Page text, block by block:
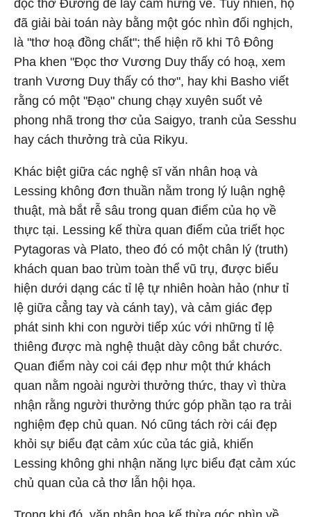
đọc thơ Đường để lấy cảm hứng vẽ. Tuy nhiên, họ
đã giải bài toán này bằng một góc nhìn đối nghịch,
là "thơ hoạ đồng chất"; thể hiện rõ khi Tô Đông
Pha khen "Đọc thơ Vương Duy thấy có hoạ, xem
tranh Vương Duy thấy có thơ", hay khi Basho viết
rằng có một "Đạo" chung chạy xuyên suốt vẻ
phong nhã trong thơ của Saigyo, tranh của Sesshu
hay cách thưởng trà của Rikyu.
Khác biệt giữa các nghệ sĩ văn nhân hoạ và
Lessing không đơn thuần nằm trong lý luận nghệ
thuật, mà bắt rễ sâu trong quan điểm của họ về
thực tại. Lessing kế thừa quan điểm của triết học
Pytagoras và Plato, theo đó có một chân lý (truth)
khách quan bao trùm toàn thể vũ trụ, được biểu
hiện dưới dạng các tỉ lệ tự nhiên hoàn hảo (như tỉ
lệ giữa cẳng tay và cánh tay), và cảm giác đẹp
phát sinh khi con người tiếp xúc với những tỉ lệ
thiêng được mà nghệ thuật dày công bắt chước.
Quan điểm này coi cái đẹp như một thứ khách
quan nằm ngoài người thưởng thức, thay vì thừa
nhận rằng người thưởng thức góp phần tạo ra trải
nghiệm đẹp chủ quan. Nó cũng tách rời cái đẹp
khỏi sự biểu đạt cảm xúc của tác giả, khiến
Lessing không ghi nhận năng lực biểu đạt cảm xúc
chủ quan của cả thơ lẫn hội họa.